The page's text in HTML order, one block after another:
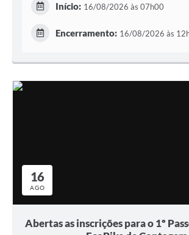
Início: 16/08/2026 às 07h00
Encerramento: 16/08/2026 às
16
AGO
Abertas as inscrições para o 1º